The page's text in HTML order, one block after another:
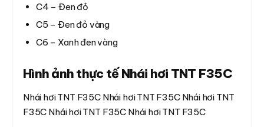
C4 – Đen đỏ
C5 – Đen đỏ vàng
C6 – Xanh đen vàng
Hình ảnh thực tế Nhái hơi TNT F35C
Nhái hơi TNT F35C Nhái hơi TNT F35C Nhái hơi TNT
F35C Nhái hơi TNT F35C Nhái hơi TNT F35C